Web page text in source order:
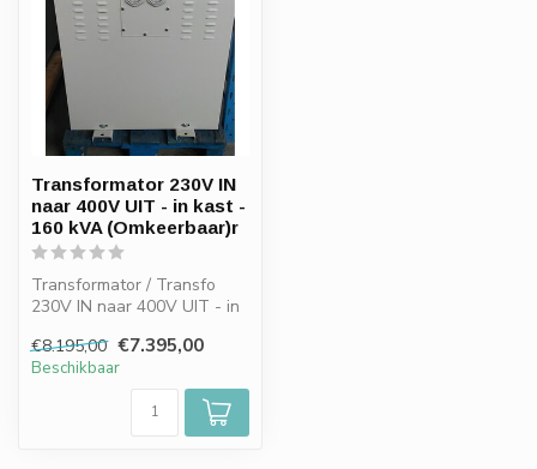
Transformator 230V IN
naar 400V UIT - in kast -
160 kVA (Omkeerbaar)r
Transformator / Transfo
230V IN naar 400V UIT - in
1...
€8.195,00 €7.395,00
Beschikbaar